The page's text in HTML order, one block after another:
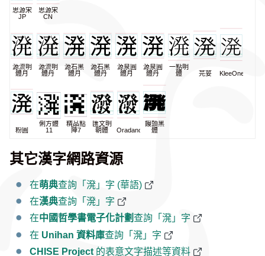
思源宋
JP
思源宋
CN
源流明
體月
源流明
體丹
源石黑
體月
源石黑
體丹
源泉圓
體月
源泉圓
體丹
一點明
體
芫荽 KleeOne
粉圓
俐方體
11
精品點
陣7
匯文明
朝體
Oradano
饅頭黑
體
其它漢字網路資源
在萌典查詢「溌」字 (華語)
在漢典查詢「溌」字
在中國哲學書電子化計劃查詢「溌」字
在 Unihan 資料庫查詢「溌」字
CHISE Project 的表意文字描述等資料